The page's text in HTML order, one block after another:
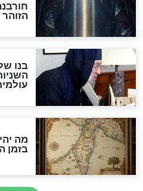
האם לאחר
אפשר
לכל המאמרים